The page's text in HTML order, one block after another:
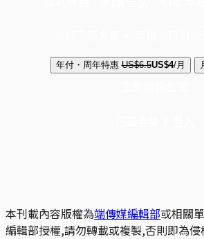
年付・周年特惠 US$6.5US$4/月
本刊載內容版權為端傳媒編輯部或相關
編輯部授權,請勿轉載或複製,否則即為侵